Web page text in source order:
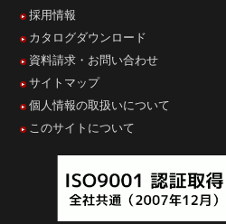
採用情報
カタログダウンロード
資料請求・お問い合わせ
サイトマップ
個人情報の取扱いについて
このサイトについて